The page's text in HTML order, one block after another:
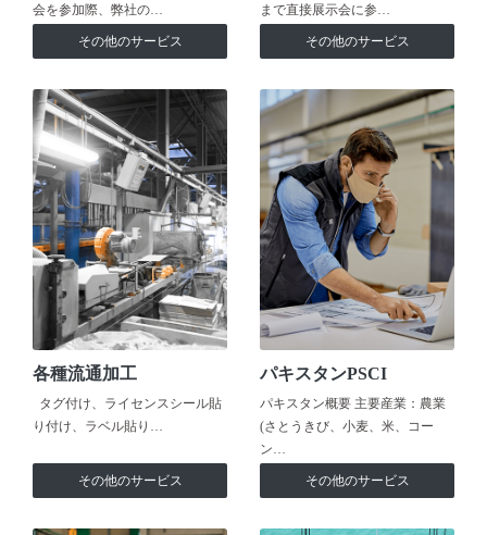
会を参加際、弊社の…
その他のサービス
まで直接展示会に参…
その他のサービス
各種流通加工
タグ付け、ライセンスシール貼
り付け、ラベル貼り…
その他のサービス
パキスタンPSCI
パキスタン概要 主要産業：農業
(さとうきび、小麦、米、コー
ン…
その他のサービス